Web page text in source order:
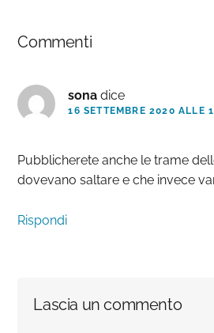
del
lettore
Commenti
sona dice
16 SETTEMBRE 2020 ALLE
Pubblicherete anche le trame
dovevano saltare e che invece
Rispondi
Lascia un commento